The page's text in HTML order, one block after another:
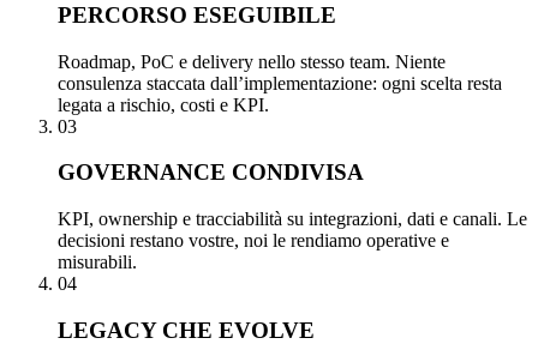
PERCORSO ESEGUIBILE
Roadmap, PoC e delivery nello stesso team. Niente
consulenza staccata dall’implementazione: ogni scelta resta
legata a rischio, costi e KPI.
03
GOVERNANCE CONDIVISA
KPI, ownership e tracciabilità su integrazioni, dati e canali. Le
decisioni restano vostre, noi le rendiamo operative e
misurabili.
04
LEGACY CHE EVOLVE